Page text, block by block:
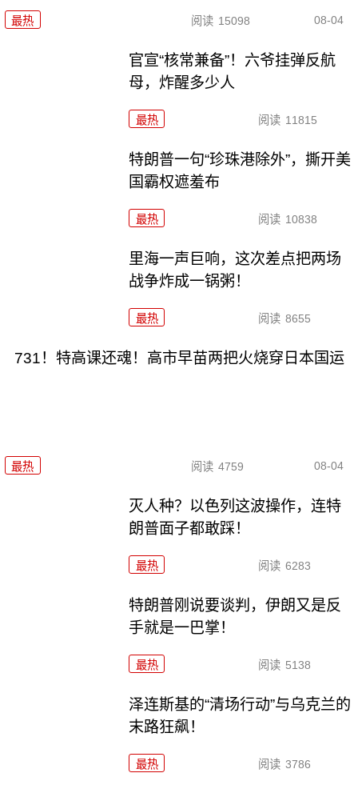
最热 阅读 15098 08-04
官宣“核常兼备”！六爷挂弹反航
母，炸醒多少人
最热 阅读 11815
特朗普一句“珍珠港除外”，撕开美
国霸权遮羞布
最热 阅读 10838
里海一声巨响，这次差点把两场
战争炸成一锅粥！
最热 阅读 8655
731！特高课还魂！高市早苗两把火烧穿日本国运
最热 阅读 4759 08-04
灭人种？以色列这波操作，连特
朗普面子都敢踩！
最热 阅读 6283
特朗普刚说要谈判，伊朗又是反
手就是一巴掌！
最热 阅读 5138
泽连斯基的“清场行动”与乌克兰的
末路狂飙！
最热 阅读 3786